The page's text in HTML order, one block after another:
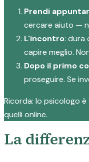
Prendi
cercare aiuto —
L'incontro: dura
capire meglio.
Dopo il primo
proseguire. Se
Ricorda: lo psicologo
quelli online.
La